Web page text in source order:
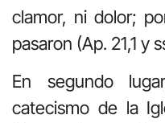
clamor, ni dolor;
pasaron (Ap. 21,1 y
En segundo
catecismo de la